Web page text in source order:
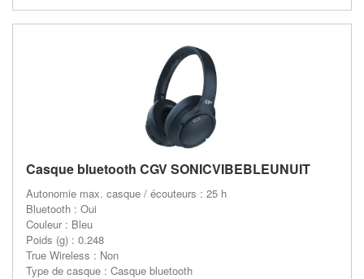
Casque bluetooth CGV SONICVIBEBLEUNUIT
Autonomie max. casque / écouteurs : 25 h
Bluetooth : Oui
Couleur : Bleu
Poids (g) : 0.248
True Wireless : Non
Type de casque : Casque bluetooth